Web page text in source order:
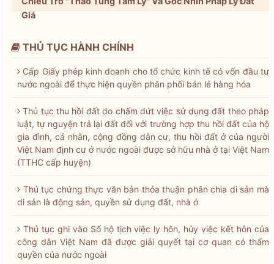
Giá
THỦ TỤC HÀNH CHÍNH
Cấp Giấy phép kinh doanh cho tổ chức kinh tế có vốn đầu tư
nước ngoài để thực hiện quyền phân phối bán lẻ hàng hóa
Thủ tục thu hồi đất do chấm dứt việc sử dụng đất theo pháp
luật, tự nguyện trả lại đất đối với trường hợp thu hồi đất của hộ
gia đình, cá nhân, cộng đồng dân cư, thu hồi đất ở của người
Việt Nam định cư ở nước ngoài được sở hữu nhà ở tại Việt Nam
(TTHC cấp huyện)
Thủ tục chứng thực văn bản thỏa thuận phân chia di sản mà
di sản là động sản, quyền sử dụng đất, nhà ở
Thủ tục ghi vào Sổ hộ tịch việc ly hôn, hủy việc kết hôn của
công dân Việt Nam đã được giải quyết tại cơ quan có thẩm
quyền của nước ngoài